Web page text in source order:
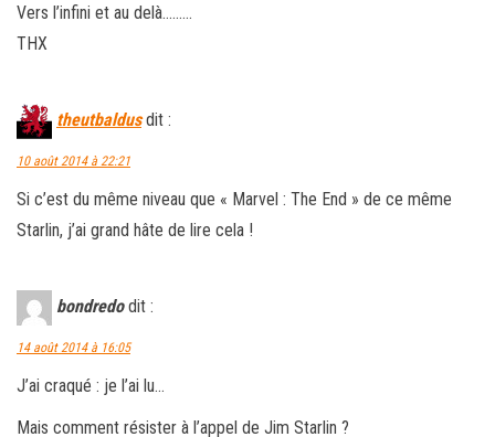
Vers l’infini et au delà………
THX
theutbaldus dit :
10 août 2014 à 22:21
Si c’est du même niveau que « Marvel : The End » de ce même
Starlin, j’ai grand hâte de lire cela !
bondredo dit :
14 août 2014 à 16:05
J’ai craqué : je l’ai lu…
Mais comment résister à l’appel de Jim Starlin ?